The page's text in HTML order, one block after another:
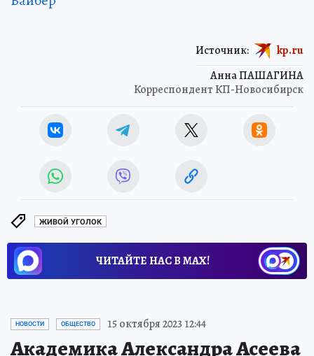
Анна ПАШАГИНА
Корреспондент КП-Новосибирск
Источник: kp.ru
ЖИВОЙ УГОЛОК
ЧИТАЙТЕ НАС В МАХ!
НОВОСТИ ОБЩЕСТВО 15 октября 2023 12:44
Академика Александра Асеева